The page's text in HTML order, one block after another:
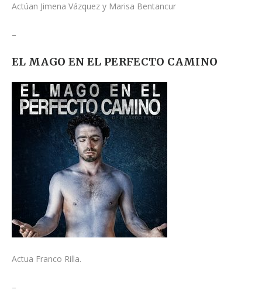
Actúan Jimena Vázquez y Marisa Bentancur
–
EL MAGO EN EL PERFECTO CAMINO
Actua Franco Rilla.
–